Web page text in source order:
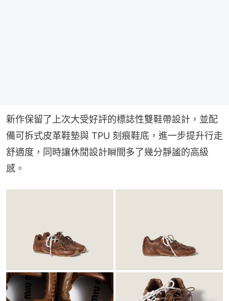
新作保留了上次大受好評的標誌性雙鞋帶設計，並配
備可拆式皮革鞋墊與 TPU 刻痕鞋底，進一步提升行走
舒適度，同時讓休閒設計瞬間多了幾分靜謐的高級
感。